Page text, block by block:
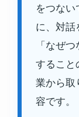
をつない
に、対話
「なぜ
すること
業から取
容です。